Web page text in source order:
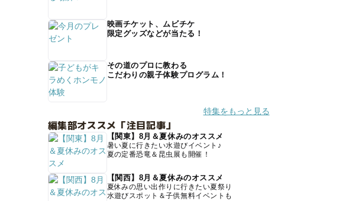
映画チケット、ムビチケ
限定グッズなどが当たる！
その道のプロに教わる
こだわりの親子体験プログラム！
特集をもっと見る
編集部オススメ「注目記事」
【関東】8月＆夏休みのオススメ
暑い夏に行きたい水遊びイベント♪
夏の定番恐竜＆昆虫展も開催！
【関西】8月＆夏休みのオススメ
夏休みの思い出作りに行きたい夏祭り
水遊びスポット＆子供無料イベントも